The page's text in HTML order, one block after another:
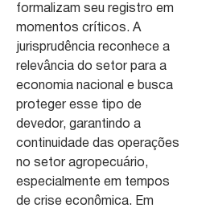
formalizam seu registro em
momentos críticos. A
jurisprudência reconhece a
relevância do setor para a
economia nacional e busca
proteger esse tipo de
devedor, garantindo a
continuidade das operações
no setor agropecuário,
especialmente em tempos
de crise econômica. Em